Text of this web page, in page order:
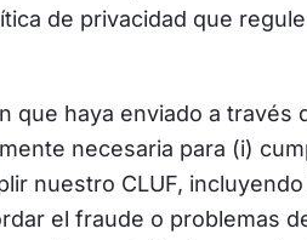
de privacidad que
haya enviado a través
necesaria para (i)
nuestro CLUF,
el fraude o problemas